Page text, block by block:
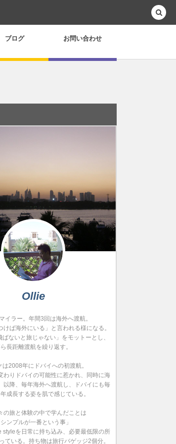
ブログ お問い合わせ
Ollie
イラー。年間3回は海外へ渡航。
けば海外にいる」と言われる様になる。
ばないと旅じゃない」をモットーとし、
長距離渡航を繰り返す。
は2008年にドバイへの初渡航。
わりドバイの可能性に惹かれ、同時に海
以降、毎年海外へ渡航し、ドバイにも毎
成長する姿を肌で感じている。
の旅と体験の中で学んだことは
シンプルが一番という事」
styleを日常に持ち込み、必要最低限の所
ている。持ち物は旅行バゲッジ2個分。